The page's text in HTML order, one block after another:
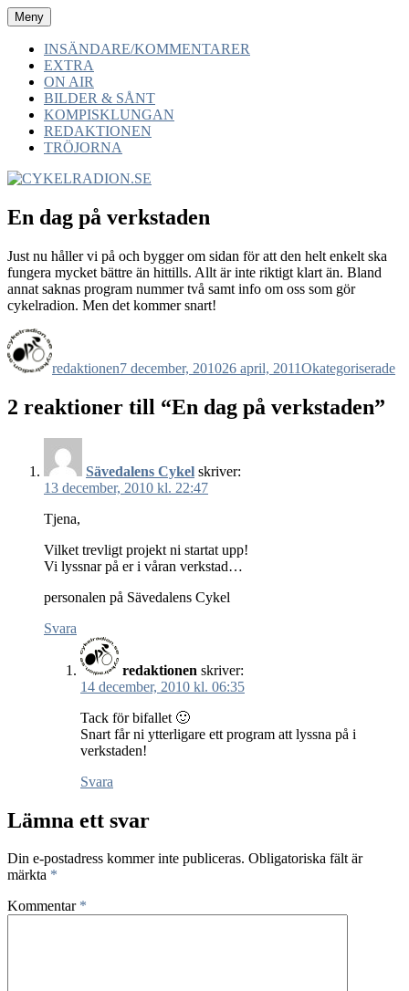
Hoppa
till
innehåll
CYKELRADION.SE
-av cyklister -för cyklister -med cyklister
Meny
INSÄNDARE/KOMMENTARER
EXTRA
ON AIR
BILDER & SÅNT
KOMPISKLUNGAN
REDAKTIONEN
TRÖJORNA
En dag på verkstaden
Just nu håller vi på och bygger om sidan för att den helt enkelt ska
fungera mycket bättre än hittills. Allt är inte riktigt klart än. Bland
annat saknas program nummer två samt info om oss som gör
cykelradion. Men det kommer snart!
redaktionen7 december, 201026 april, 2011Okategoriserade
2 reaktioner till “En dag på verkstaden”
Sävedalens Cykel skriver:
13 december, 2010 kl. 22:47
Tjena,
Vilket trevligt projekt ni startat upp!
Vi lyssnar på er i våran verkstad…
personalen på Sävedalens Cykel
Svara
redaktionen skriver:
14 december, 2010 kl. 06:35
Tack för bifallet 🙂
Snart får ni ytterligare ett program att lyssna på i
verkstaden!
Svara
Lämna ett svar
Din e-postadress kommer inte publiceras. Obligatoriska fält är
märkta *
Kommentar *